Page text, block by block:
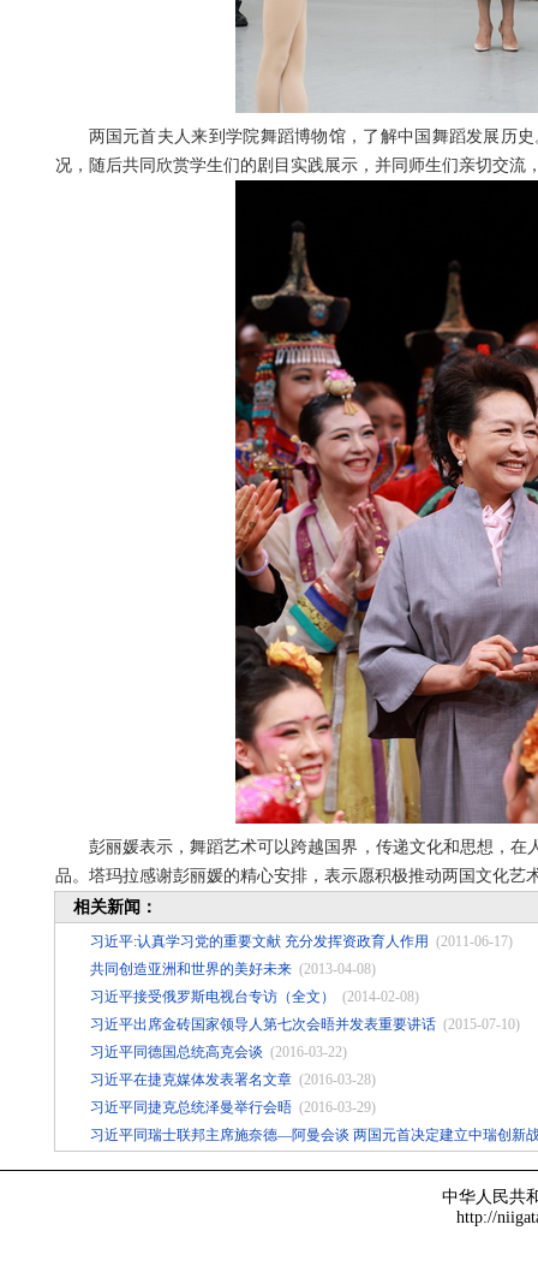
两国元首夫人来到学院舞蹈博物馆，了解中国舞蹈发展历
况，随后共同欣赏学生们的剧目实践展示，并同师生们亲切交流
彭丽媛表示，舞蹈艺术可以跨越国界，传递文化和思想，
品。塔玛拉感谢彭丽媛的精心安排，表示愿积极推动两国文化艺
相关新闻：
习近平:认真学习党的重要文献 充分发挥资政育人作用 (2011-06-17)
共同创造亚洲和世界的美好未来 (2013-04-08)
习近平接受俄罗斯电视台专访（全文）
(2014-02-08)
习近平出席金砖国家领导人第七次会晤并发表重要讲话 (2015-07-10)
习近平同德国总统高克会谈 (2016-03-22)
习近平在捷克媒体发表署名文章 (2016-03-28)
习近平同捷克总统泽曼举行会晤 (2016-03-29)
习近平同瑞士联邦主席施奈德—阿曼会谈 两国元首决定建立中瑞创新
中华人民共
http://